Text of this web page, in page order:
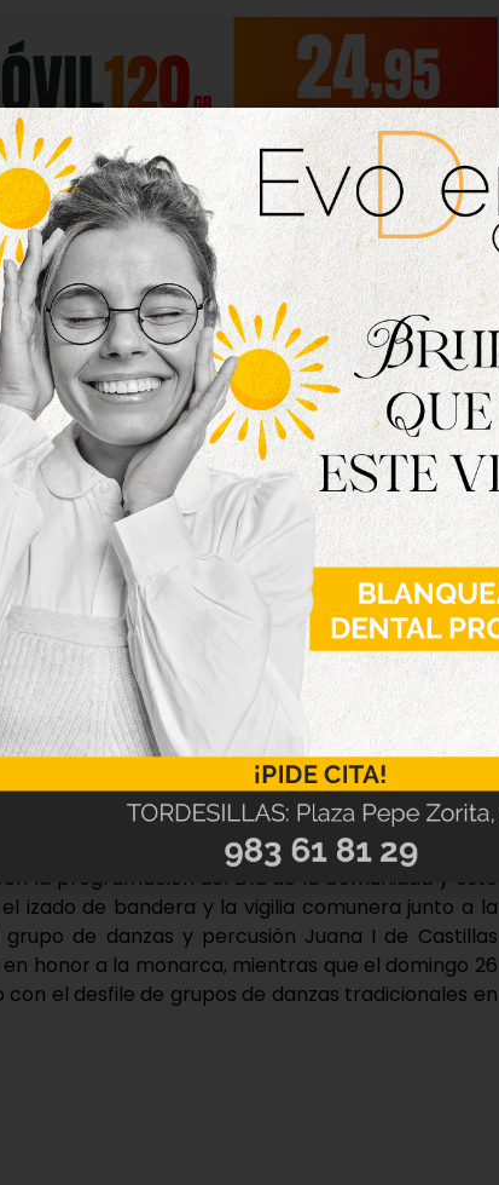
los visitantes podrán vivir un poco más de cerca lo
exigencia de nuevos tributos para el viaje del rey
entre el pueblo, que fue a pedir ayuda a la
que se encontraba en Tordesillas. Así, la Villa del
este conflicto.
estado presente el alcalde del municipio, Miguel
muestra «ofrece a los vecinos de Tordesillas y
de conocer la historia, con la ventaja de que, al
paneles y empaparse de nuestro pasado en
el primer edil ha estado acompañado por el
la programación del Día de la Comunidad y este
izado de bandera y la vigilia comunera junto a la
de danzas y percusión Juana I de Castillas
honor a la monarca, mientras que el domingo 26
el desfile de grupos de danzas tradicionales en